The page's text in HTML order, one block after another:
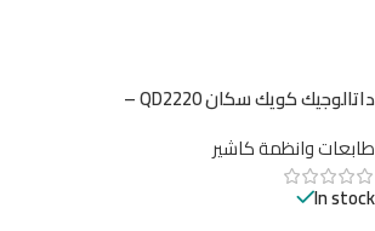
داتالوجيك كويك سكان QD2220 –
الخطي
طابعات وانظمة كاشير
In stock